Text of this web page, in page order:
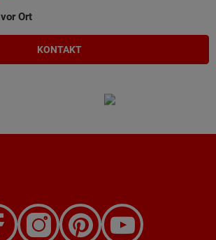
Ort
KONTAKT